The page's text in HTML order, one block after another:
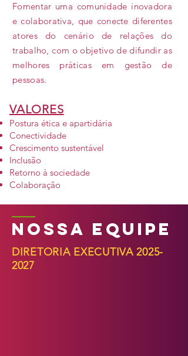
VALORES
Fomentar uma comunidade inovadora
e colaborativa, que conecte diferentes
atores do cenário de relações do
trabalho, com o objetivo de difundir as
melhores práticas em gestão de
pessoas.
Postura ética e apartidária
Conectividade
Crescimento sustentável
Inclusão
Retorno à sociedade
Colaboração
NOSSA EQUIPE
DIRETORIA EXECUTIVA2025-
2027